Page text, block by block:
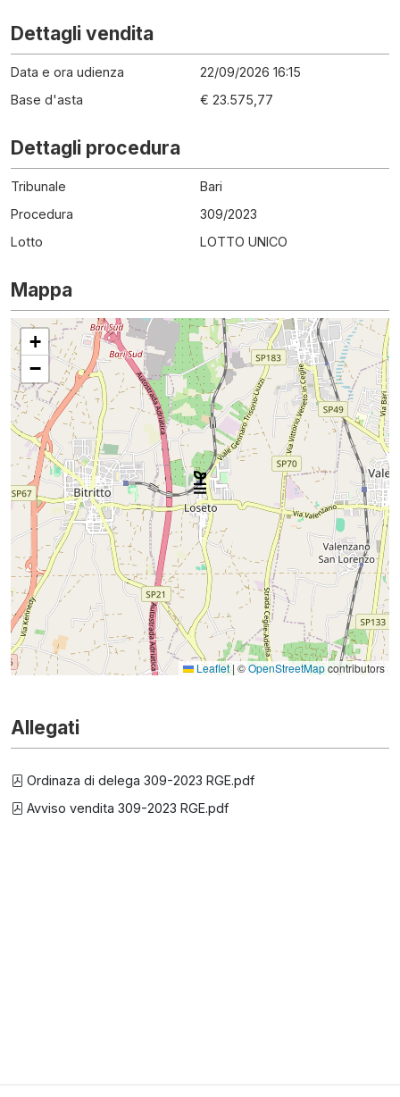
Dettagli vendita
Data e ora udienza
22/09/2026 16:15
Base d'asta
€ 23.575,77
Dettagli procedura
Tribunale
Bari
Procedura
309/2023
Lotto
LOTTO UNICO
Mappa
+
−
Leaflet | ©OpenStreetMapcontributors
Allegati
Ordinaza di delega 309-2023 RGE.pdf
Avviso vendita 309-2023 RGE.pdf